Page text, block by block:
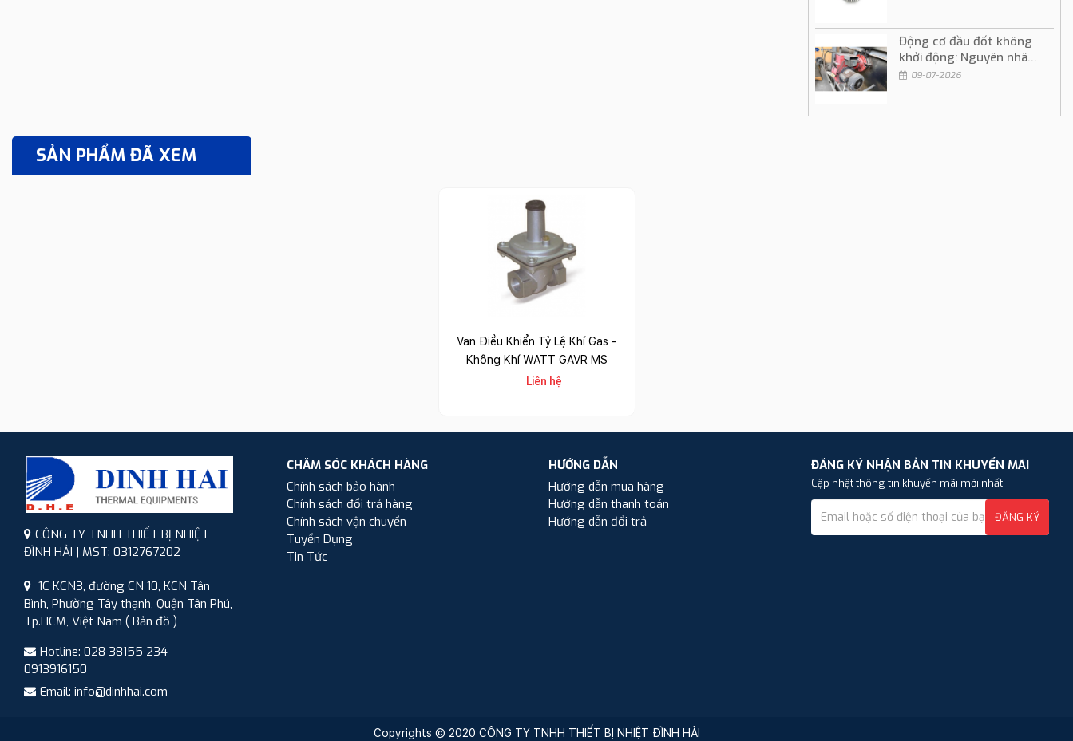
Động cơ đầu đốt không
khởi động: Nguyên nhân
và cách khắc phục
09-07-2026
SẢN PHẨM ĐÃ XEM
Van Điều Khiển Tỷ Lệ Khí Gas -
Không Khí WATT GAVR MS
Liên hệ
CÔNG TY TNHH THIẾT BỊ NHIỆT
ĐÌNH HẢI | MST: 0312767202
1C KCN3, đường CN 10, KCN Tân
Bình, Phường Tây thạnh, Quận Tân Phú,
Tp.HCM, Việt Nam ( Bản đồ )
Hotline: 028 38155 234 -
0913916150
Email: info@dinhhai.com
CHĂM SÓC KHÁCH HÀNG
Chính sách bảo hành
Chính sách đổi trả hàng
Chính sách vận chuyển
Tuyển Dụng
Tin Tức
HƯỚNG DẪN
Hướng dẫn mua hàng
Hướng dẫn thanh toán
Hướng dẫn đổi trả
ĐĂNG KÝ NHẬN BẢN TIN KHUYẾN MÃI
Cập nhật thông tin khuyến mãi mới nhất
ĐĂNG KÝ
Copyrights © 2020 CÔNG TY TNHH THIẾT BỊ NHIỆT ĐÌNH HẢI